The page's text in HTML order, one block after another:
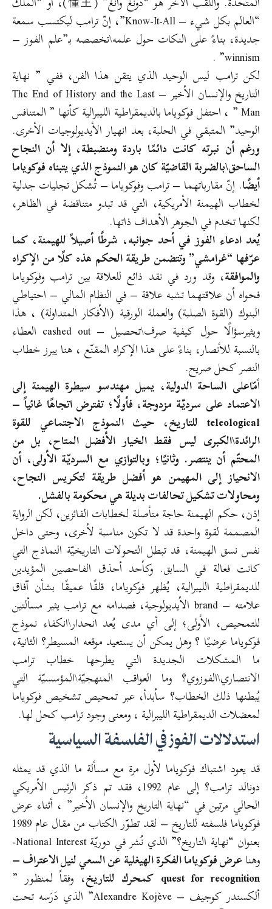
“العالم بكل شيء – Know-It-All”، إنّ ترامب ليكتسب سمعة
جديدة، بناءً على النكات حول علمه\تخصصه بـ”علم الفوز –
winnism” .
لكن ترامب ليس الوحيد الذي يتقن هذا الفن، ففي ” نهاية
التاريخ والإنسان الأخير – The End of History and the Last
Man ” ، احتفل فوكوياما بالديمقراطية الليبرالية كأنها ” المتنافس
الوحيد” المتبقي في الحلبة، بعد انهيار الأيديولوجيات الأخرى.
ورغم أن نبرته كانت دائمًا باردة ومنضبطة، إلا أن النجاح
الساحق\بالضربة القاضيّة كان هو النموذج الذي يتبناه فوكوياما
أيضًا. إنّ مقارباتهما – ترامب وفوكوياما – تُشكل تجليات جدلية
لخطاب الهيمنة الأمريكية، التي قد تبدو متناقضة في الظاهر،
لكنها تخدم في الجوهر الأهداف ذاتها.
يُعد ادعاء الفوز في أحد جوانبه، شرطًا أصيلاً للهيمنة، كما
عرّفها “غرامشي” وتتضمن طريقة الحكم هذه كلًا من الإكراه
والموافقة، وقد ورد في نقد ذائع للعلاقة بين ترامب وفوكوياما
فحواه أن علاقتهما تشبه علاقة – في النظام المالي – احتياطي
البنوك (القوة الصلبة) والعملة الورقية (الأفكار المتداولة) ، هذا
ويثيرسؤالًا حول كيفية صرف\تحصيل – cashed out العطاء
بالنسبة للأنصار، بناءً على هذا الإكراه المقنّع ، هنا يبرز خطاب
النصر كحل صريح.
أمّاعلى الساحة الدولية، يميل مهندسو سيطرة الهيمنة إلى
الاعتماد على سرديّة مزدوجة، فأولًا؛ تفترض اتجاهًا غائياً –
teleological للتاريخ، حيث النموذج الاجتماعي للقوة
الرائدة\الكبرى ليس فقط الخيار الأفضل المتاح، بل من
المحتّم أن ينتصر. وثانيًا؛ وبالتوازي مع السرديّة الأولى، أن
الانحياز إلى المهيمن هو أفضل طريقة لتكريس النجاح،
ومحاولات تشكيل تحالفات بديلة هي محكومة بالفشل.
إذن، حكم الهيمنة حاجة متأصلة لخطابات الفائزين، لكن الرواية
المصممة لقوة واحدة قد لا تكون مناسبة لأخرى، وحتى داخل
نفس نسق الهيمنة، قد تبطل التحولات التاريخيّة النماذج التي
كانت فعالة في السابق. وكأحد أحذق الفاحصين المؤيدين
للديمقراطية الليبرالية، يُظهر فوكوياما، قلقًا عميقًا بشأن آفاق
علامته – brand الأيديولوجية، فصدامه مع ترامب يثير مسألتين
للتمحيص، الأولى؛ إلى أي مدى يُعد انحدار\انكفاء نموذج
فوكوياما عرضيًا ؟ وهل يمكن أن يستعيد موقعه المسيطر؟ الثانية،
ما المشكلات الجديدة التي يطرحها خطاب ترامب
الانتصاري\الفوزوي؟ وما العواقب المنهجيّة\المؤسسيّة التي
يُبطنها ذلك الخطاب؟ سأبدأ، عبر تمحيص تشخيص فوكوياما
لمعضلات الديمقراطية الليبرالية ، ومعنى وجود ترامب كحل لها.
استدلالات الفوز في الفلسفة السياسية
قد يعود اشتباك فوكوياما لأول مرة مع مسألة ما الذي قد يمثله
دونالد ترامب؟ إلى عام 1992، فقد تم ذكر الرئيس الأمريكي
الحالي مرتين في “نهاية التاريخ والإنسان الأخير” ، أثناء عرض
فوكوياما فلسفته للتاريخ – لقد تطوّر الكتاب من مقال عام 1989
بعنوان “نهاية التاريخ؟” الذي نُشر في دوريّة National Interest-
وهناعرض فوكوياما الفكرة الهيغلية عن السعي لنيل الاعتراف –
quest for recognition كمحرك للتاريخ، وفقاً لمنظور ”
ألكسندر كوجيف – Alexandre Kojève” الذي دَرَسه تحت